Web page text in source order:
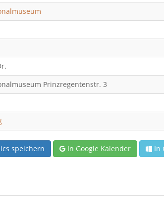
Prinzregentenstr. 3
speichern In Google Kalender In